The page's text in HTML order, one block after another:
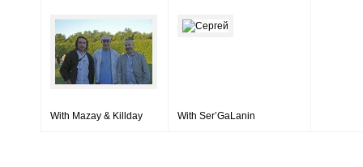
With Mazay & Killday With Ser’GaLanin